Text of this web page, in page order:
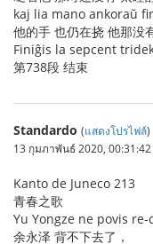
kaj lia mano ankoraŭ
他的手 也仍在挠 他那没
Finiĝis la sepcent
第738段 结束
Standardo (แสดงโปรไฟล์)
13 กุมภาพันธ์ 2020, 00:31:42
Kanto de Juneco 213
青春之歌
Yu Yongze ne povis
余永泽 背不下去了，